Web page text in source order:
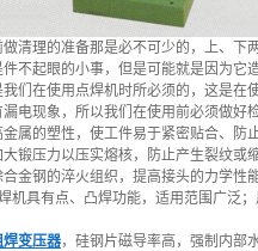
清理的准备那是必不可少的，上、下
不起眼的小事，但是可能就是因为它
们在使用点焊机时所必须的，这是
电现象，所以我们在使用前必须做好
属的塑性，使工件易于紧密贴合、防
锻压力以压实熔核，防止产生裂纹或缩
金钢的淬火组织，提高接头的力学
机具有点、凸焊功能，适用范围广泛
焊变压器，硅钢片磁导率高，强制内部